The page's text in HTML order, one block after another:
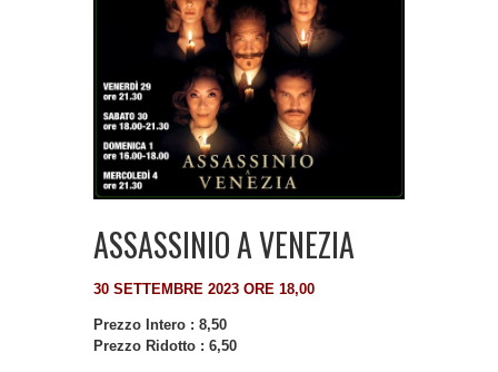
ASSASSINIO A VENEZIA
30 SETTEMBRE 2023 ORE 18,00
Prezzo Intero : 8,50
Prezzo Ridotto : 6,50